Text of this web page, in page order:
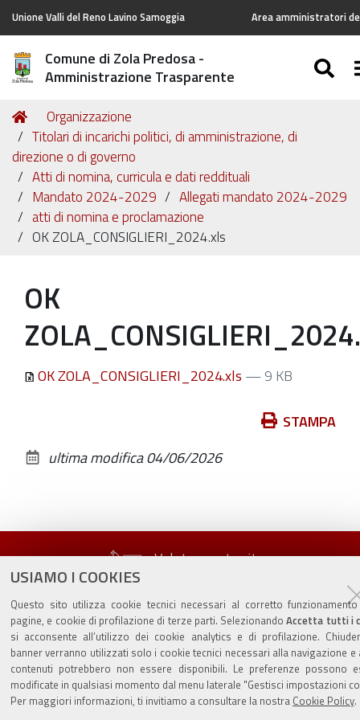
USIAMO I COOKIES
Questo sito utilizza cookie tecnici necessari al corretto
pagine, e cookie di profilazione di terze parti. SelezionandoAccetta tutti i
si acconsente all’utilizzo dei cookie analytics e di profilazione.
banner verranno utilizzati solo i cookie tecnici necessari alla navigazione e
contenuti potrebbero non essere disponibili. Le preferenze possono
modificate in qualsiasi momento dal menu laterale "Gestisci impostazioni
Per maggiori informazioni, ti invitiamo a consultare la nostra Cookie Policy.
Unione Valli del Reno Lavino Samoggia Area amministratori
Comune di Zola Predosa -
Amministrazione Trasparente
Tu
sei
qui:
Home
Organizzazione
Titolari di incarichi politici, di amministrazione, di
direzione o di governo
Atti di nomina, curricula e dati reddituali
Mandato 2024-2029
Allegati mandato 2024-2029
atti di nomina e proclamazione
OK ZOLA_CONSIGLIERI_2024.xls
OK
OK ZOLA_CONSIGLIERI_2024.xls — 9 KB
documento
STAMPA
ultima modifica04/06/2026
Valuta questo sito
Sito istituzionale Comune di Zola Predosa